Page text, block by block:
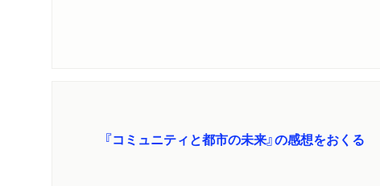
『コミュニティと都市の未来』の感想をおくる